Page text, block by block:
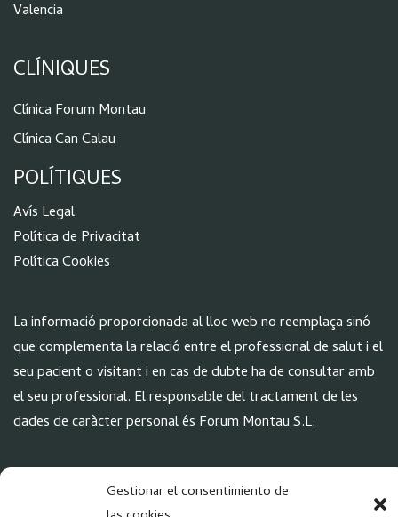
Gestionar el consentimiento de
Valencia
CLÍNIQUES
Clínica Forum Montau
Clínica Can Calau
POLÍTIQUES
Avís Legal
Política de Privacitat
Política Cookies
La informació proporcionada al lloc web no reemplaça sinó
que complementa la relació entre el professional de salut i el
seu pacient o visitant i en cas de dubte ha de consultar amb
el seu professional. El responsable del tractament de les
dades de caràcter personal és Forum Montau S.L.